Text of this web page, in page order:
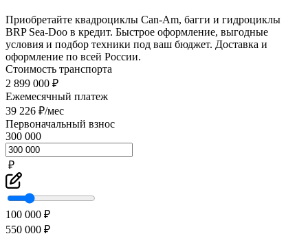
Приобретайте квадроциклы Can-Am, багги и гидроциклы
BRP Sea-Doo в кредит. Быстрое оформление, выгодные
условия и подбор техники под ваш бюджет. Доставка и
оформление по всей России.
Стоимость транспорта
2 899 000 ₽
Ежемесячный платеж
39 226 ₽/мес
Первоначальный взнос
300 000
₽
100 000 ₽
550 000 ₽